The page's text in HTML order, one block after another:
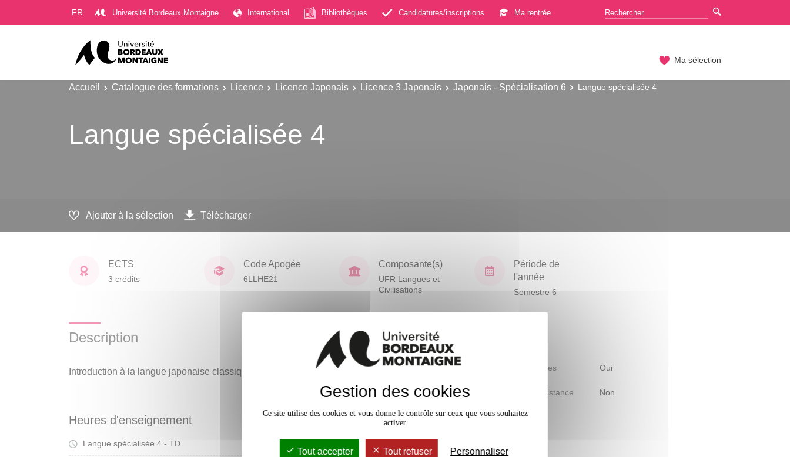
FR Université Bordeaux Montaigne International Bibliothèques Candidatures/inscriptions Ma rentrée
Ma sélection
Accueil Catalogue des formations Licence Licence Japonais Licence 3 Japonais Japonais - Spécialisation 6 Langue spécialisée 4
Langue spécialisée 4
Ajouter à la sélection Télécharger
ECTS
3 crédits
Code Apogée
6LLHE21
Composante(s)
UFR Langues et
Civilisations
Période de
l'année
Semestre 6
Description
Introduction à la langue japonaise classique et à ses textes
Heures d'enseignement
Langue spécialisée 4 - TD
Mobilité d'études Oui
Accessible à distance Non
Gestion des cookies
Ce site utilise des cookies et vous donne le contrôle sur ceux que vous souhaitez
activer
Tout accepter Tout refuser Personnaliser